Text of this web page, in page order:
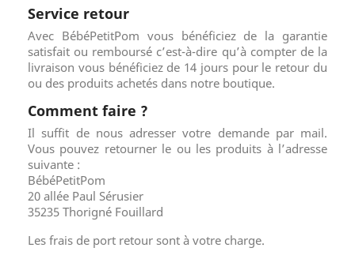
Service retour
Avec BébéPetitPom vous bénéficiez de la garantie
satisfait ou remboursé c’est-à-dire qu’à compter de la
livraison vous bénéficiez de 14 jours pour le retour du
ou des produits achetés dans notre boutique.
Comment faire ?
Il suffit de nous adresser votre demande par mail.
Vous pouvez retourner le ou les produits à l’adresse
suivante :
BébéPetitPom
20 allée Paul Sérusier
35235 Thorigné Fouillard
Les frais de port retour sont à votre charge.